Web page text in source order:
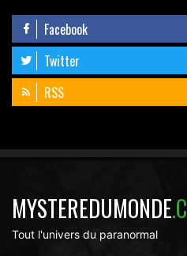
Facebook
Twitter
RSS
MYSTEREDUMONDE
Tout l'univers du paranormal